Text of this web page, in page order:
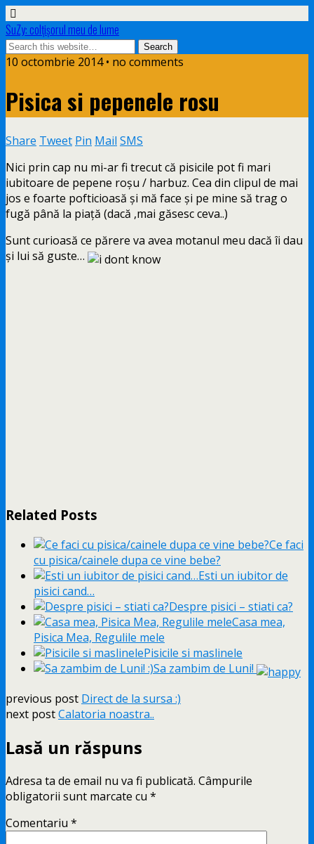
SuZy: colţişorul meu de lume
10 octombrie 2014 • no comments
Pisica si pepenele rosu
Share Tweet Pin Mail SMS
Nici prin cap nu mi-ar fi trecut că pisicile pot fi mari
iubitoare de pepene roşu / harbuz. Cea din clipul de mai
jos e foarte pofticioasă şi mă face şi pe mine să trag o
fugă până la piaţă (dacă ,mai găsesc ceva..)
Sunt curioasă ce părere va avea motanul meu dacă îi dau
şi lui să guste…
Related Posts
Ce faci
cu pisica/cainele dupa ce vine bebe?
Esti un iubitor de
pisici cand…
Despre pisici – stiati ca?
Casa mea,
Pisica Mea, Regulile mele
Pisicile si maslinele
Sa zambim de Luni!
previous post Direct de la sursa :)
next postCalatoria noastra..
Lasă un răspuns
Adresa ta de email nu va fi publicată. Câmpurile
obligatorii sunt marcate cu *
Comentariu *